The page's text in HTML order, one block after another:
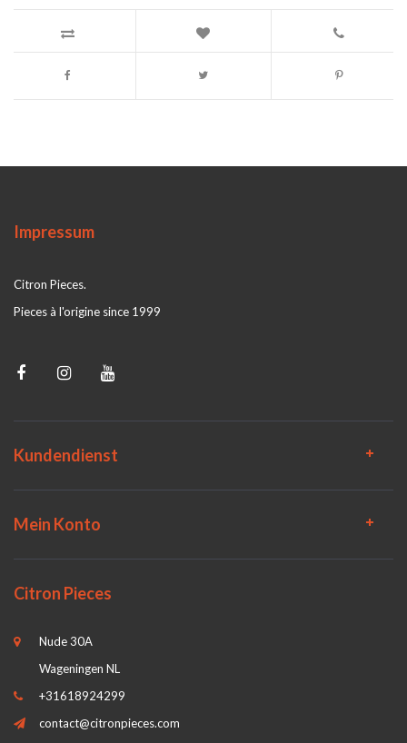
Impressum
Citron Pieces.
Pieces à l'origine since 1999
Kundendienst
Mein Konto
Citron Pieces
Nude 30A
Wageningen NL
+31618924299
contact@citronpieces.com